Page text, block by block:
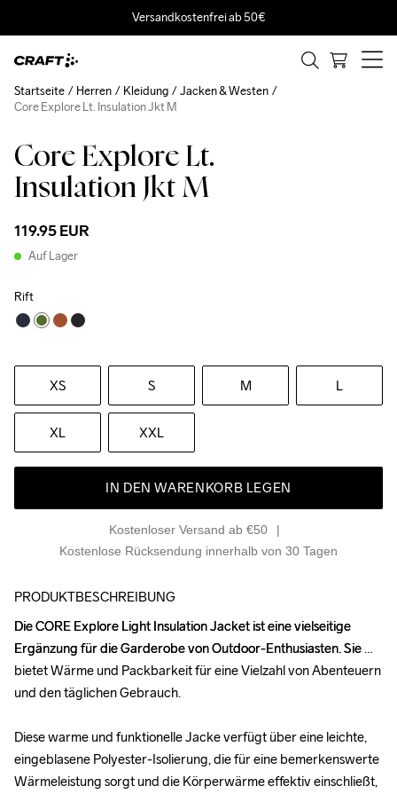
Versandkostenfrei ab 50€
Core Explore Lt.
Insulation Jkt M
119.95 EUR
Auf Lager
Rift
XS S M L
XL XXL
IN DEN WARENKORB LEGEN
Kostenloser Versand ab €50
Kostenlose Rücksendung innerhalb von 30 Tagen
Startseite Herren Kleidung
Jacken & Westen
Core Explore Lt. Insulation Jkt M
PRODUKTBESCHREIBUNG
Die CORE Explore Light Insulation Jacket ist eine vielseitige
Ergänzung für die Garderobe von Outdoor-Enthusiasten. Sie
bietet Wärme und Packbarkeit für eine Vielzahl von Abenteuern
und den täglichen Gebrauch.
Diese warme und funktionelle Jacke verfügt über eine leichte,
eingeblasene Polyester-Isolierung, die für eine bemerkenswerte
Wärmeleistung sorgt und die Körperwärme effektiv einschließt,
Die CORE Explore Light Insulation Jacket ist eine vielseitige
Ergänzung für die Garderobe von Outdoor-Enthusiasten. Sie
bietet Wärme und Packbarkeit für eine Vielzahl von Abenteuern
und den täglichen Gebrauch.
Diese warme und funktionelle Jacke verfügt über eine leichte,
eingeblasene Polyester-Isolierung, die für eine bemerkenswerte
Wärmeleistung sorgt und die Körperwärme effektiv einschließt,